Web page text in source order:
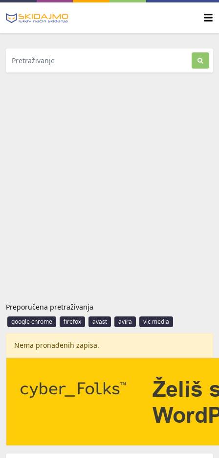
Preporučena pretraživanja
google chrome firefox avast avira vlc media
Nema pronađenih zapisa.